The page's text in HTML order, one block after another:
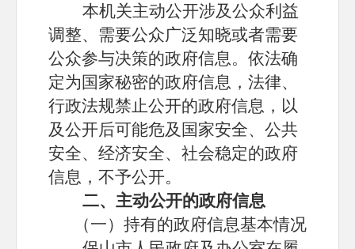
本机关主动公开涉及公众利益
调整、需要公众广泛知晓或者需要
公众参与决策的政府信息。依法确
定为国家秘密的政府信息，法律、
行政法规禁止公开的政府信息，以
及公开后可能危及国家安全、公共
安全、经济安全、社会稳定的政府
信息，不予公开。
二、 主动公开的政府信息
（一）持有的政府信息基本情况